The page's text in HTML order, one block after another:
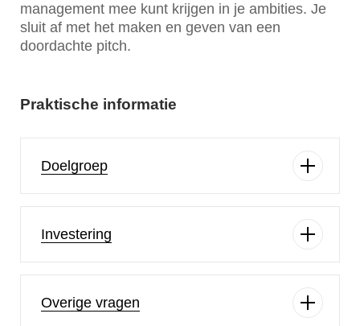
management mee kunt krijgen in je ambities. Je
sluit af met het maken en geven van een
doordachte pitch.
Praktische informatie
Doelgroep
Investering
Overige vragen